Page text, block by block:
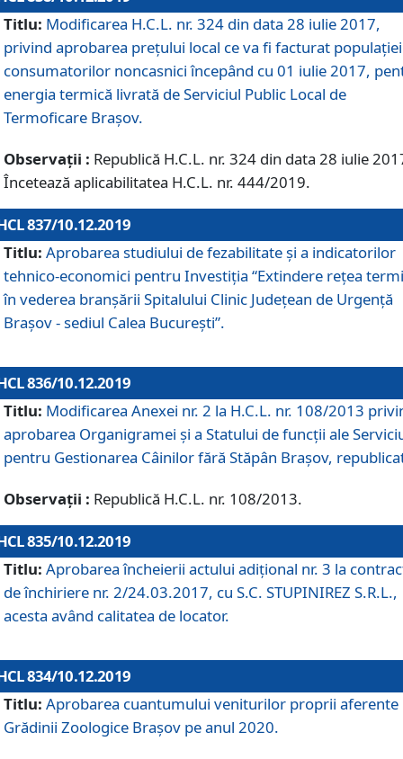
Titlu: Modificarea H.C.L. nr. 324 din data 28 iulie 2017,
privind aprobarea preţului local ce va fi facturat
consumatorilor noncasnici începând cu 01 iulie 2017,
energia termică livrată de Serviciul Public Local de
Termoficare Braşov.
Observații : Republică H.C.L. nr. 324 din data 28 iulie
Încetează aplicabilitatea H.C.L. nr. 444/2019.
837/10.12.2019
Titlu: Aprobarea studiului de fezabilitate și a indicatorilor
tehnico-economici pentru Investiția “Extindere rețea
în vederea branșării Spitalului Clinic Județean de Urgență
Brașov - sediul Calea București”.
836/10.12.2019
Titlu: Modificarea Anexei nr. 2 la H.C.L. nr. 108/2013
aprobarea Organigramei şi a Statului de funcții ale
pentru Gestionarea Câinilor fără Stăpân Brașov,
Observații : Republică H.C.L. nr. 108/2013.
835/10.12.2019
Titlu: Aprobarea încheierii actului adițional nr. 3 la
de închiriere nr. 2/24.03.2017, cu S.C. STUPINIREZ S.R.L.,
acesta având calitatea de locator.
834/10.12.2019
Titlu: Aprobarea cuantumului veniturilor proprii aferente
Grădinii Zoologice Braşov pe anul 2020.